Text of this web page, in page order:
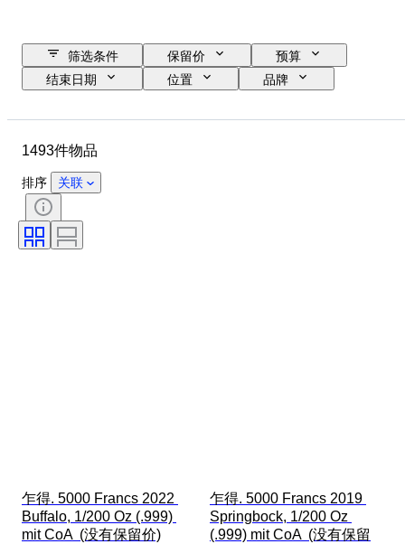
筛选条件 保留价
预算
结束日期
位置
品牌
细度
时代
金银块重量
1493件物品
排序 关联
乍得. 5000 Francs 2022
Buffalo, 1/200 Oz (.999)
mit CoA  (没有保留价)
乍得. 5000 Francs 2019
Springbock, 1/200 Oz
(.999) mit CoA  (没有保留